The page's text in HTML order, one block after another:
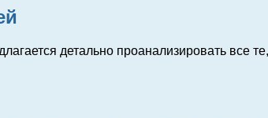
детально проанализировать все